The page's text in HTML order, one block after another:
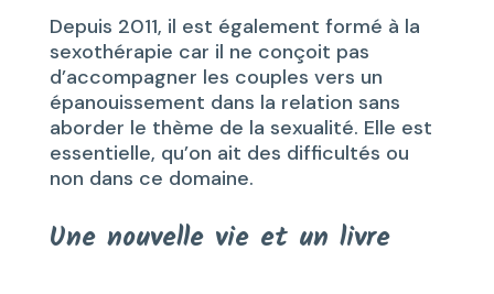
Depuis 2011, il est également formé à la
sexothérapie car il ne conçoit pas
d’accompagner les couples vers un
épanouissement dans la relation sans
aborder le thème de la sexualité. Elle est
essentielle, qu’on ait des difficultés ou
non dans ce domaine.
Une nouvelle vie et un livre